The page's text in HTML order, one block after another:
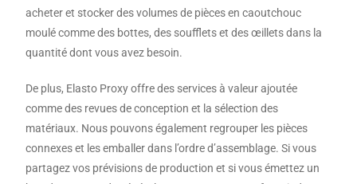
acheter et stocker des volumes de pièces en caoutchouc
moulé comme des bottes, des soufflets et des œillets dans la
quantité dont vous avez besoin.
De plus, Elasto Proxy offre des services à valeur ajoutée
comme des revues de conception et la sélection des
matériaux. Nous pouvons également regrouper les pièces
connexes et les emballer dans l’ordre d’assemblage. Si vous
partagez vos prévisions de production et si vous émettez un